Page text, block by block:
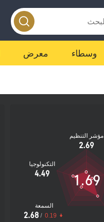
وسطاء معرض
مؤشر التنظيم
2.69
التكنولوجيا
4.49
السمعة
2.68 / 0.19
1.69